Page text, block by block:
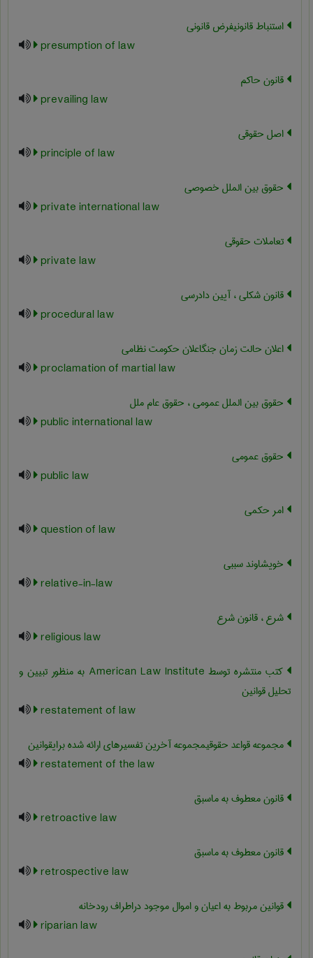
استنباط قانونیفرض قانونی
presumption of law
قانون حاکم
prevailing law
اصل حقوقی
principle of law
حقوق بین الملل خصوصی
private international law
تعاملات حقوقی
private law
قانون شکلی ، آیین دادرسی
procedural law
اعلان حالت زمان جنگاعلان حکومت نظامی
proclamation of martial law
حقوق بین الملل عمومی ، حقوق عام ملل
public international law
حقوق عمومی
public law
امر حکمی
question of law
خویشاوند سببی
relative-in-law
شرع ، قانون شرع
religious law
کتب منتشره توسط American Law Institute به منظور تبیین و
تحلیل قوانین
restatement of law
مجموعه قواعد حقوقیمجموعه آخرین تفسیرهای ارائه شده برایقوانین
restatement of the law
قانون معطوف به ماسبق
retroactive law
قانون معطوف به ماسبق
retrospective law
قوانین مربوط به اعیان و اموال موجود دراطراف رودخانه
riparian law